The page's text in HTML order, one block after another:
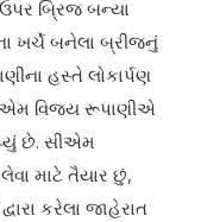
બ્રિજ બન્યા
ખર્ચે બનેલા બ્રીજનું
હસ્તે લોકાર્પણ
વિજય રૂપાણીએ
છે. સીએમ
માટે તૈયાર છું,
કરેલા જાહેરાત